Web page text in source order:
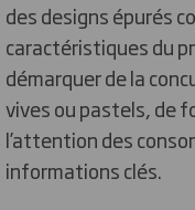
des designs épurés
caractéristiques du
démarquer de la
vives ou pastels, de
l’attention des
informations clés.